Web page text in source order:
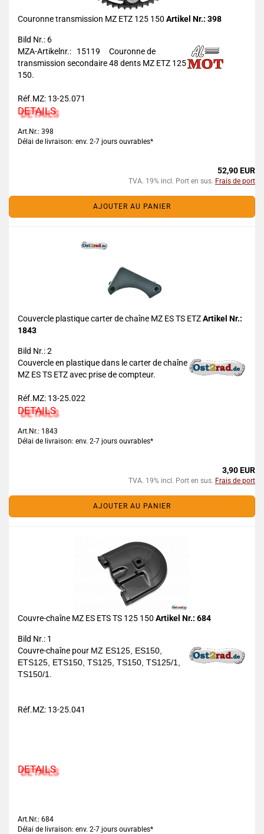
Couronne transmission MZ ETZ 125 150 Artikel Nr.: 398
Bild Nr.: 6
MZA-Artikelnr.: 15119
Couronne de
transmission secondaire 48 dents MZ ETZ 125
150.
Réf.MZ: 13-25.071
DETAILS
Art.Nr.: 398
Délai de livraison: env. 2-7 jours ouvrables*
52,90 EUR
TVA. 19% incl. Port en sus. Frais de port
AJOUTER AU PANIER
Couvercle plastique carter de chaîne MZ ES TS ETZArtikel Nr.:
1843
Bild Nr.: 2
Couvercle en plastique dans le carter de chaîne
MZ ES TS ETZ avec prise de compteur.
Réf.MZ: 13-25.022
DETAILS
Art.Nr.: 1843
Délai de livraison: env. 2-7 jours ouvrables*
3,90 EUR
TVA. 19% incl. Port en sus. Frais de port
AJOUTER AU PANIER
Couvre-chaîne MZ ES ETS TS 125 150 Artikel Nr.: 684
Bild Nr.: 1
Couvre-chaîne pour MZ ES125, ES150,
ETS125, ETS150, TS125, TS150, TS125/1,
TS150/1.
Réf.MZ: 13-25.041
DETAILS
Art.Nr.: 684
Délai de livraison: env. 2-7 jours ouvrables*